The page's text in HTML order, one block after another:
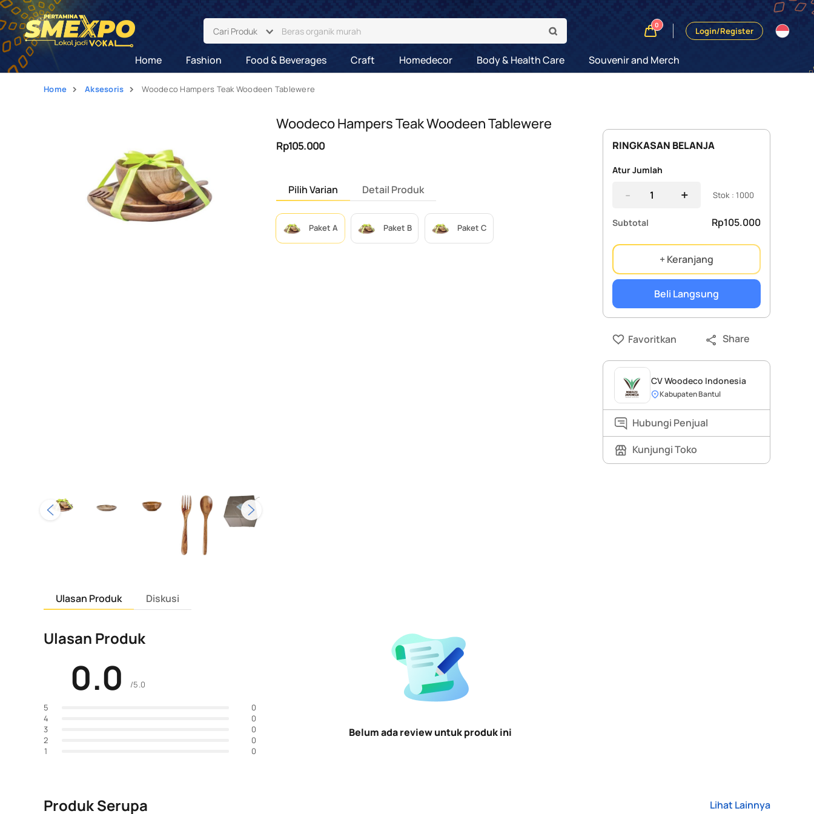
Cari Produk
0
Login/Register
Home Fashion Food & Beverages Craft Homedecor Body & Health Care Souvenir and Merch
Home Aksesoris Woodeco Hampers Teak Woodeen Tablewere
Woodeco Hampers Teak Woodeen Tablewere
Rp105.000
Pilih Varian Detail Produk
Paket A Paket B Paket C
Ulasan Produk Diskusi
Ulasan Produk
0.0 /5.0
5
0
4
0
3
0
2
0
1
0
Belum ada review untuk produk ini
RINGKASAN BELANJA
Atur Jumlah
- + Stok : 1000
Subtotal Rp105.000
+ Keranjang
Beli Langsung
Favoritkan Share
CV Woodeco Indonesia
Kabupaten Bantul
Hubungi Penjual
Kunjungi Toko
Produk Serupa Lihat Lainnya